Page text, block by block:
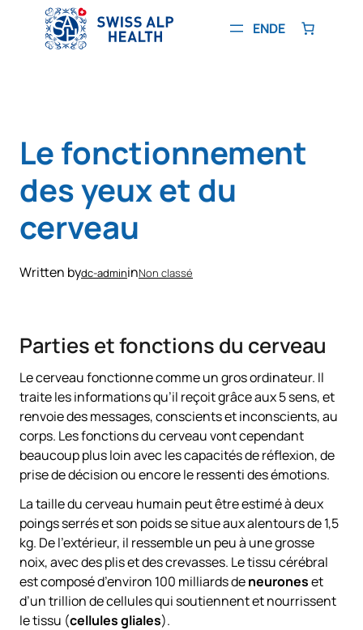
contenu
ENDE
Le fonctionnement
des yeux et du
cerveau
Written bydc-admininNon classé
Parties et fonctions du cerveau
Le cerveau fonctionne comme un gros ordinateur. Il
traite les informations qu’il reçoit grâce aux 5 sens, et
renvoie des messages, conscients et inconscients, au
corps. Les fonctions du cerveau vont cependant
beaucoup plus loin avec les capacités de réflexion, de
prise de décision ou encore le ressenti des émotions.
La taille du cerveau humain peut être estimé à deux
poings serrés et son poids se situe aux alentours de 1,5
kg. De l’extérieur, il ressemble un peu à une grosse
noix, avec des plis et des crevasses. Le tissu cérébral
est composé d’environ 100 milliards deneuroneset
d’un trillion de cellules qui soutiennent et nourrissent
le tissu (cellules gliales).